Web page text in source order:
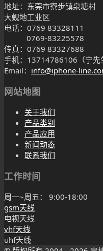
地址：东莞市寮步镇泉塘村
大蚬地工业区
电话：0769 83328111
0769-83225578
传真：0769 83327688
手机：13714786106（宁先
Email： info@iphone-
网站地图
关于我们
产品类别
产品应用
新闻动态
联系我们
工作时间
周一~周五： 9:00-18:00
gsm天线
电视天线
vhf天线
uhf天线